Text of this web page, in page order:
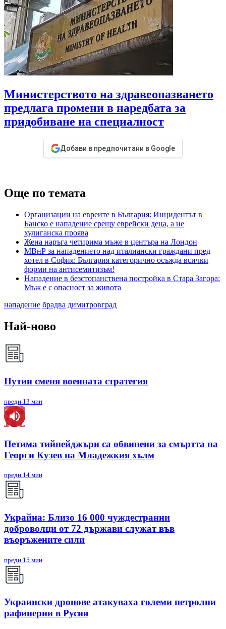
Министерството на здравеопазването
предлага промени в наредбата за
придобиване на специалност
Добави в предпочитани в Google
Още по темата
Организации на евреите в България: Инцидентът в
Банско е нападение срещу еврейски деца, а не
хулиганска проява
Жена наръга четирима мъже в центъра на Лондон
МВнР за нападението над италиански граждани пред
хотел в София: България категорично осъжда всички
форми на антисемитизъм!
Нападение в безстопанствена постройка в Стара Загора:
Мъж е с опасност за живота
нападение брадва димитровград
Най-ново
Путин сменя военната стратегия
преди 13 мин
Петима тийнейджъри са обвинени за смъртта на
Георги Кузев на Младежкия хълм
преди 14 мин
Украйна: Близо 16 000 чуждестранни
доброволци от 72 държави служат във
въоръжените сили
преди 15 мин
Украински дронове атакуваха големи петролни
рафинерии в Русия